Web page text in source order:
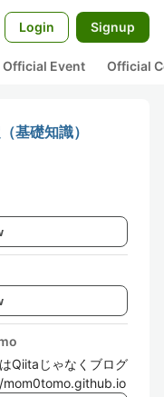
Login Signup
Official Event Official
基礎知識）
Qiitaじゃなくブログ